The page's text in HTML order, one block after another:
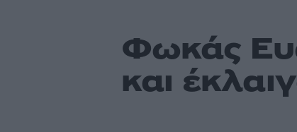
Φωκάς
και